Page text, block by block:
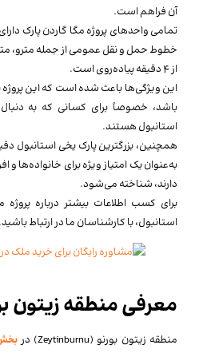
آن فراهم است.
تمامی واحدهای پروژه مگا گاردن پارک
خطوط حمل و نقل عمومی از جمله مترو،
از ۴ دقیقه پیاده‌روی است.
این ویژگی‌ها باعث شده است که این پروژه
باشد، خصوصاً برای کسانی که به دنبال
استانبول هستند.
همچنین، بزرگترین پارک یخی استانبول
به‌عنوان یک امتیاز ویژه برای خانواده‌ها و
دارند، شناخته می‌شود.
برای کسب اطلاعات بیشتر درباره
استانبول، با کارشناسان ما در ارتباط باشید.
معرفی منطقه زیتون
منطقه زیتون بورنو (Zeytinburnu) در